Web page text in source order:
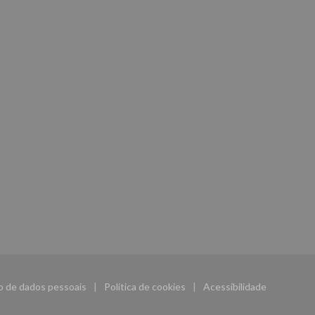
de dados pessoais
((abre numa nova janela))
Política de cookies
((abre numa nova janela))
Acessibilidade